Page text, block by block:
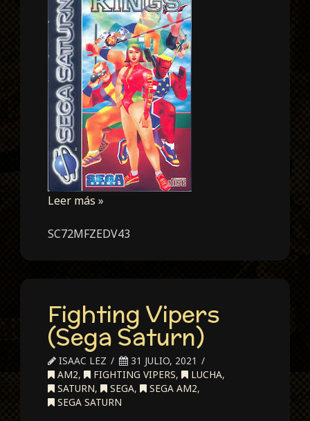
Leer más »
SC72MFZEDV43
Fighting Vipers
(Sega Saturn)
ISAAC LEZ
31 JULIO, 2021
AM2, FIGHTING VIPERS, LUCHA,
SATURN, SEGA, SEGA AM2,
SEGA SATURN